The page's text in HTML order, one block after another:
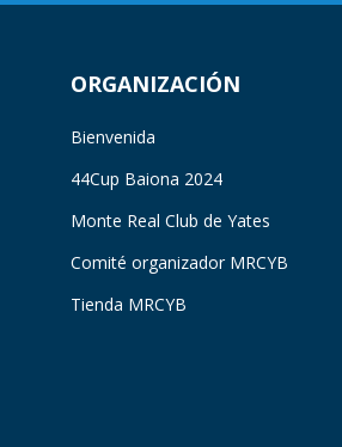
ORGANIZACIÓN
Bienvenida
44Cup Baiona 2024
Monte Real Club de Yates
Comité organizador MRCYB
Tienda MRCYB